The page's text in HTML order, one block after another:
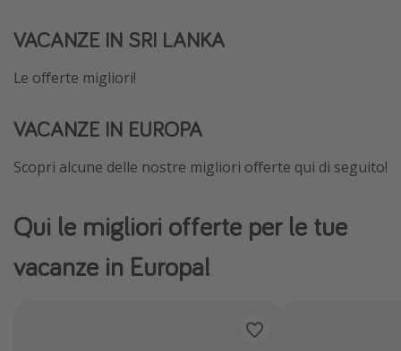
VACANZE IN SRI LANKA
Le offerte migliori!
VACANZE IN EUROPA
Scopri alcune delle nostre migliori offerte qui di seguito!
Qui le migliori offerte per le tue
vacanze in Europa!